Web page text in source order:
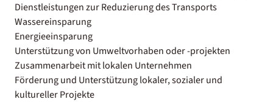
Dienstleistungen zur Reduzierung des Transports
Wassereinsparung
Energieeinsparung
Unterstützung von Umweltvorhaben oder -projekten
Zusammenarbeit mit lokalen Unternehmen
Förderung und Unterstützung lokaler, sozialer und
kultureller Projekte